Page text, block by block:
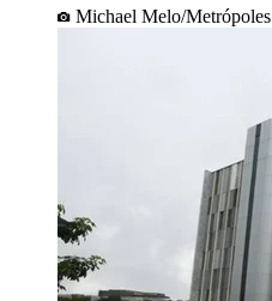
Michael Melo/Metrópoles